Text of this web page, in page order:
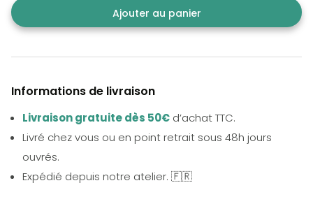
Ajouter au panier
Informations de livraison
Livraison gratuite dès 50€ d’achat TTC.
Livré chez vous ou en point retrait sous 48h jours
ouvrés.
Expédié depuis notre atelier. 🇫🇷